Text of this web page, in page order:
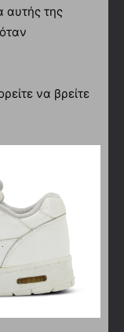
αυτής της
να βρείτε